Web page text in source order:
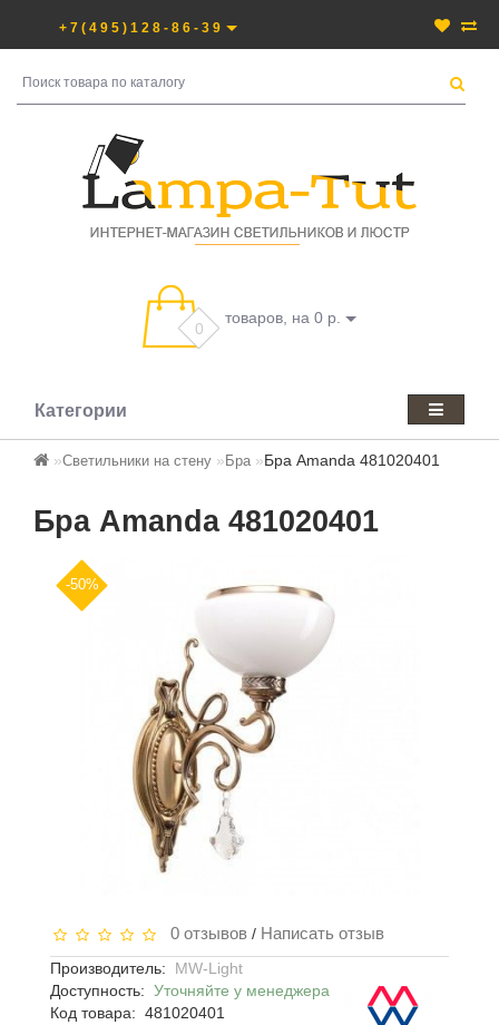
+7(495)128-86-39
0
товаров, на 0 р.
Категории
Светильники на стену Бра Бра Amanda 481020401
Бра Amanda 481020401
-50%
0 отзывов / Написать отзыв
Производитель:
MW-Light
Доступность: Уточняйте у менеджера
Код товара: 481020401